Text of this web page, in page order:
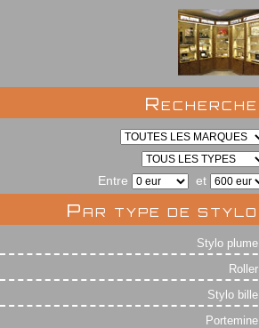
Recherche
Entre et
Par type de stylo
Stylo plume
Roller
Stylo bille
Portemine